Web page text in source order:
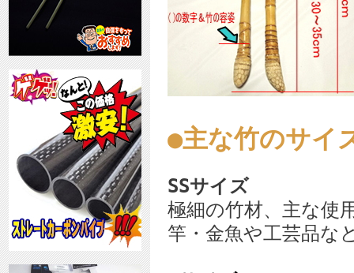
●主な竹のサイ
SSサイズ
極細の竹材、主な使
竿・金魚や工芸品な